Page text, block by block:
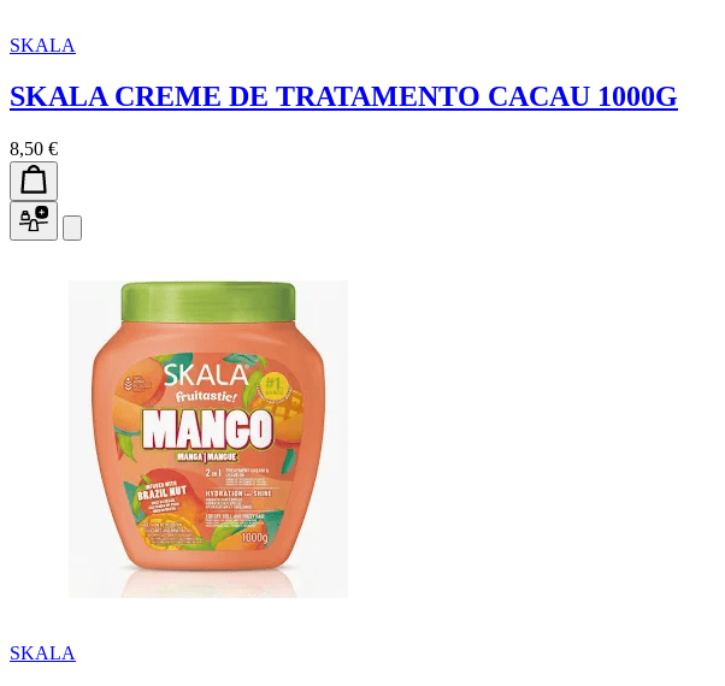
SKALA
SKALA CREME DE TRATAMENTO CACAU 1000G
8,50 €
SKALA